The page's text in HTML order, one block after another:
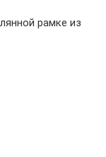
рамке из